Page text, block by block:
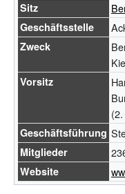
Sitz
Geschäftsstelle
Zweck
Vorsitz
Geschäftsführung
Mitglieder
Website